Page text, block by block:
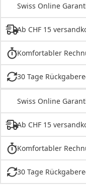
Swiss Online
Ab CHF 15
Komfortabler
30 Tage
Swiss Online
Ab CHF 15
Komfortabler
30 Tage